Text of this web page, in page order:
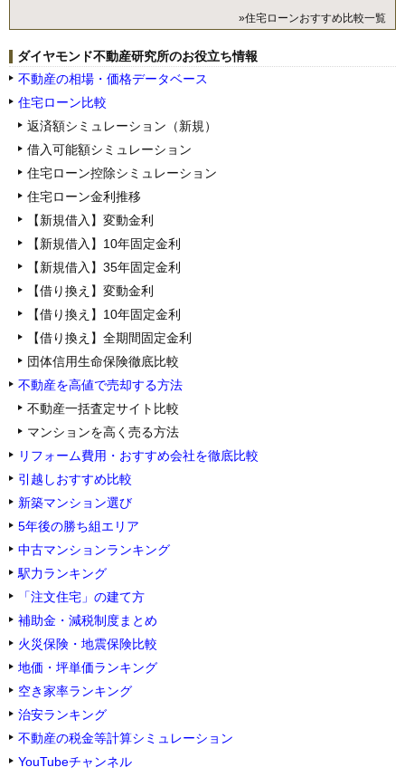
»住宅ローンおすすめ比較一覧
ダイヤモンド不動産研究所のお役立ち情報
不動産の相場・価格データベース
住宅ローン比較
返済額シミュレーション（新規）
借入可能額シミュレーション
住宅ローン控除シミュレーション
住宅ローン金利推移
【新規借入】変動金利
【新規借入】10年固定金利
【新規借入】35年固定金利
【借り換え】変動金利
【借り換え】10年固定金利
【借り換え】全期間固定金利
団体信用生命保険徹底比較
不動産を高値で売却する方法
不動産一括査定サイト比較
マンションを高く売る方法
リフォーム費用・おすすめ会社を徹底比較
引越しおすすめ比較
新築マンション選び
5年後の勝ち組エリア
中古マンションランキング
駅力ランキング
「注文住宅」の建て方
補助金・減税制度まとめ
火災保険・地震保険比較
地価・坪単価ランキング
空き家率ランキング
治安ランキング
不動産の税金等計算シミュレーション
YouTubeチャンネル